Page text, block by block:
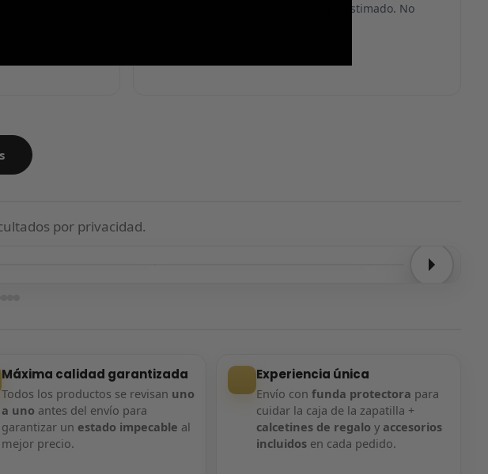
trato y me han llegado en el tiempo estimado. No
por privacidad.
Máxima calidad garantizada
Todos los productos se revisan uno
a uno antes del envío para
garantizar un estado impecable al
mejor precio.
Experiencia única
Envío confunda protectora para
cuidar la caja de la zapatilla +
calcetines de regalo y accesorios
incluidos en cada pedido.